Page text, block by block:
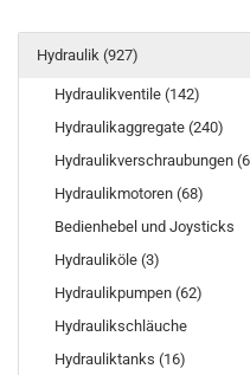
Hydraulik (927)
Hydraulikventile (142)
Hydraulikaggregate (240)
Hydraulikverschraubungen
Hydraulikmotoren (68)
Bedienhebel und Joysticks
Hydrauliköle (3)
Hydraulikpumpen (62)
Hydraulikschläuche
Hydrauliktanks (16)